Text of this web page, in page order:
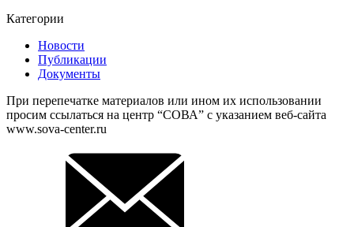
Категории
Новости
Публикации
Документы
При перепечатке материалов или ином их использовании
просим ссылаться на центр “СОВА” с указанием веб-сайта
www.sova-center.ru